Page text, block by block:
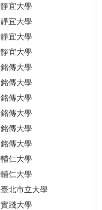
靜宜大學
靜宜大學
靜宜大學
靜宜大學
銘傳大學
銘傳大學
銘傳大學
銘傳大學
銘傳大學
銘傳大學
輔仁大學
輔仁大學
臺北市立大學
實踐大學